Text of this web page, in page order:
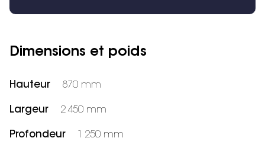
Dimensions et poids
Hauteur 870 mm
Largeur 2 450 mm
Profondeur 1 250 mm